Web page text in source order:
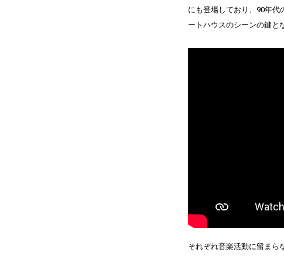
にも登場しており、90年代
ートハウスのシーンの鍵と
それぞれ音楽活動に留まら